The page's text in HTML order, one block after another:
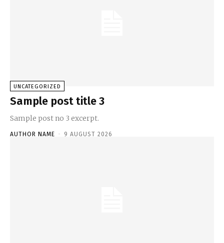
UNCATEGORIZED
Sample post title 3
Sample post no 3 excerpt.
AUTHOR NAME - 9 AUGUST 2026